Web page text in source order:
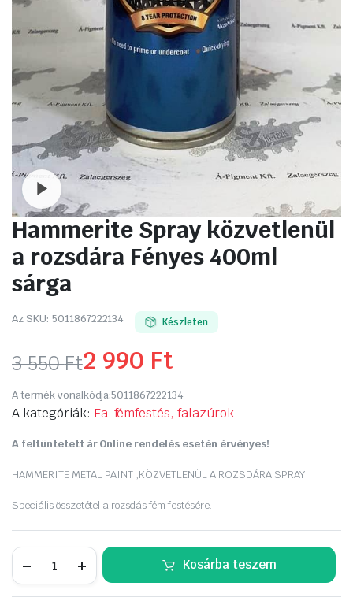
Watch video
Hammerite Spray közvetlenül
a rozsdára Fényes 400ml
sárga
Az SKU: 5011867222134 Készleten
3 550Ft
Original
price
was:
3
550 Ft.
2 990 Ft
Current
price
is:
2
990 Ft.
A termék vonalkódja:5011867222134
A kategóriák: Fa-fémfestés, falazúrok
A feltüntetett ár Online rendelés esetén érvényes!
HAMMERITE METAL PAINT ,KÖZVETLENÜL A ROZSDÁRA SPRAY
Speciális összetétel a rozsdás fém festésére.
Spray
közvetlenül
a
Kosárba teszem